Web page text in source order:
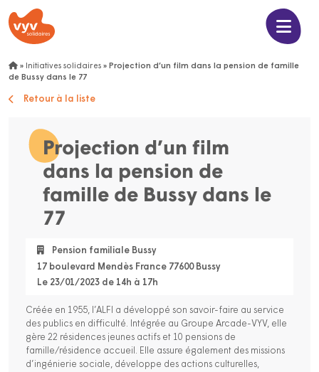
» Initiatives solidaires » Projection d’un film dans la pension de famille
de Bussy dans le 77
Retour à la liste
Projection d’un film
dans la pension de
famille de Bussy dans le
77
Pension familiale Bussy
17 boulevard Mendès France 77600 Bussy
Le 23/01/2023 de 14h à 17h
Créée en 1955, l’ALFI a développé son savoir-faire au service
des publics en difficulté. Intégrée au Groupe Arcade-VYV, elle
gère 22 résidences jeunes actifs et 10 pensions de
famille/résidence accueil. Elle assure également des missions
d’ingénierie sociale, développe des actions culturelles,